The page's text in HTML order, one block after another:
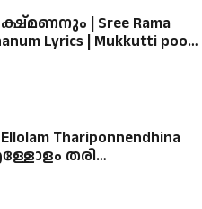
| Sree Rama
Lyrics | Mukkutti poo
Song Malayalam |
Thariponnendhina
തരി
വരികൾ